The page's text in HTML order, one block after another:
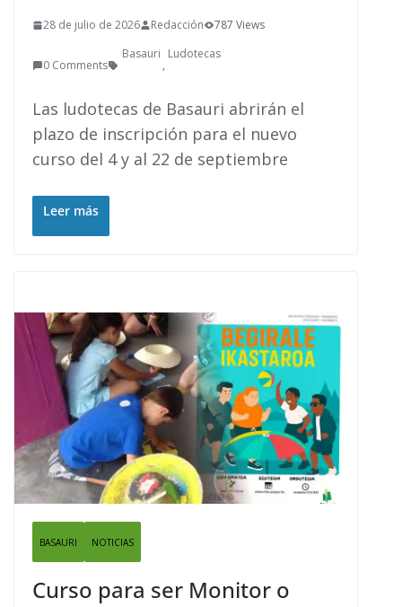
28 de julio de 2026 Redacción 787 Views
0 Comments
Basauri
,
Ludotecas
Las ludotecas de Basauri abrirán el
plazo de inscripción para el nuevo
curso del 4 y al 22 de septiembre
Leer más
BASAURI NOTICIAS
Curso para ser Monitor o